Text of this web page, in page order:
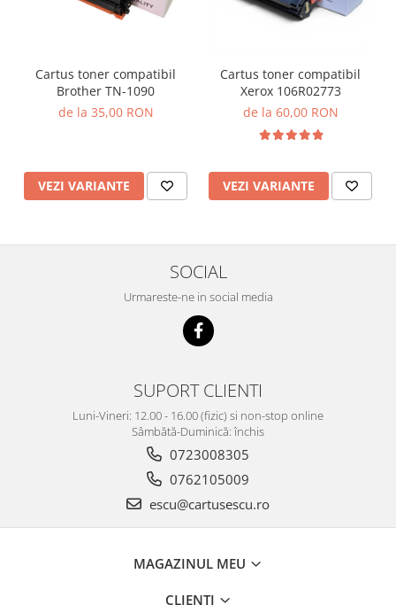
Cartus toner compatibil
Brother TN-1090
de la 35,00 RON
VEZI VARIANTE
Cartus toner compatibil
Xerox 106R02773
de la 60,00 RON
VEZI VARIANTE
SOCIAL
Urmareste-ne in social media
SUPORT CLIENTI
Luni-Vineri: 12.00 - 16.00 (fizic) si non-stop online
Sâmbătă-Duminică: închis
0723008305
0762105009
escu@cartusescu.ro
MAGAZINUL MEU
CLIENTI